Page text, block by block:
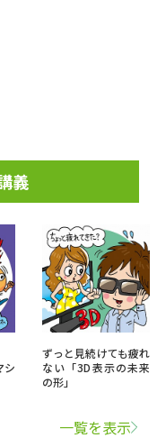
義
シ
ずっと見続けても疲れ
ない「3D表示の未来
の形」
一覧を表示